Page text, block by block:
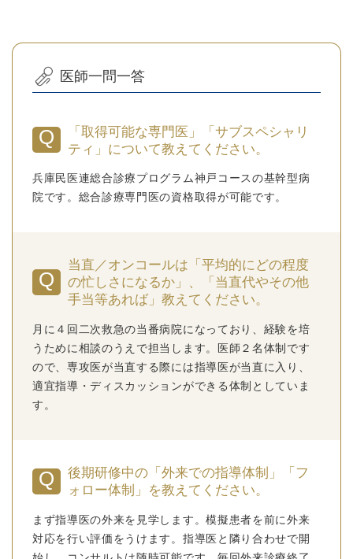
医師一問一答
「取得可能な専門医」「サブスペシャリ
ティ」について教えてください。
兵庫民医連総合診療プログラム神戸コースの基幹型病
院です。総合診療専門医の資格取得が可能です。
当直／オンコールは「平均的にどの程度
の忙しさになるか」、「当直代やその他
手当等あれば」教えてください。
月に４回二次救急の当番病院になっており、経験を培
うために相談のうえで担当します。医師２名体制です
ので、専攻医が当直する際には指導医が当直に入り、
適宜指導・ディスカッションができる体制としていま
す。
後期研修中の「外来での指導体制」「フ
ォロー体制」を教えてください。
まず指導医の外来を見学します。模擬患者を前に外来
対応を行い評価をうけます。指導医と隣り合わせで開